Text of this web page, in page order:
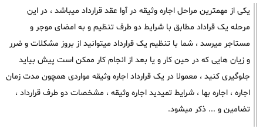
یکی از مهمترین مراحل اجاره وثیقه در آوا عقد قرارداد میباشد ، در این
مرحله یک قراداد مطابق با شرایط دو طرف تنظیم و به امضای موجر و
مستاجر میرسد ، شما با تنظیم یک قرارداد میتوانید از بروز مشکلات و ضرر
و زیان هایی که در حین کار و یا بعد از انجام کار ممکن است پیش بیاید
جلوگیری کنید ، معمولا در یک قرارداد اجاره وثیقه مواردی همچون مدت زمان
اجاره ، اجاره بها ، شرایط تمیدید اجاره وثیقه ، مشخصات دو طرف قرارداد ،
تضامین و ... ذکر میشود.